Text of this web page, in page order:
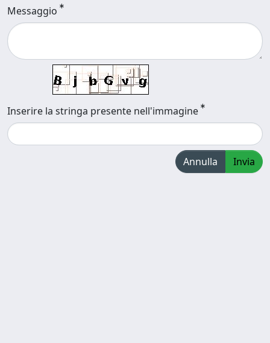
Messaggio
Inserire la stringa presente nell'immagine
Annulla Invia